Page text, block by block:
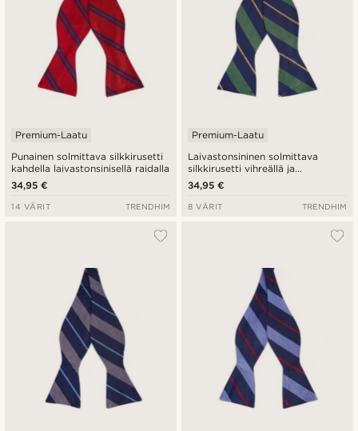
Punainen solmittava silkkirusetti
kahdella laivastonsinisellä raidalla
Premium-Laatu
34,95 €
14 VÄRIT TRENDHIM
Laivastonsininen solmittava
silkkirusetti vihreällä ja
kullanvärisellä raidalla
Premium-Laatu
34,95 €
8 VÄRIT TRENDHIM